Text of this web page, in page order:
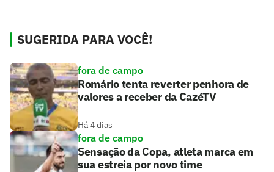
SUGERIDA PARA VOCÊ!
fora de campo
Romário tenta reverter penhora de
valores a receber da CazéTV
Há 4 dias
fora de campo
Sensação da Copa, atleta marca em
sua estreia por novo time